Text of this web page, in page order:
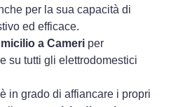
per la sua capacità di
ed efficace.
a Cameri per
su tutti gli elettrodomestici
in grado di affiancare i propri